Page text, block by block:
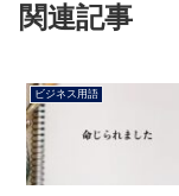
関連記事
ビジネス用語